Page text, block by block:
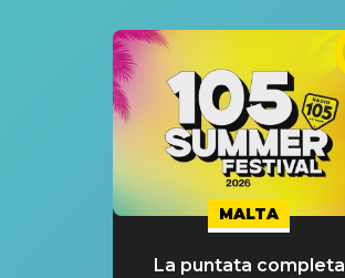
MALTA
La puntata completa